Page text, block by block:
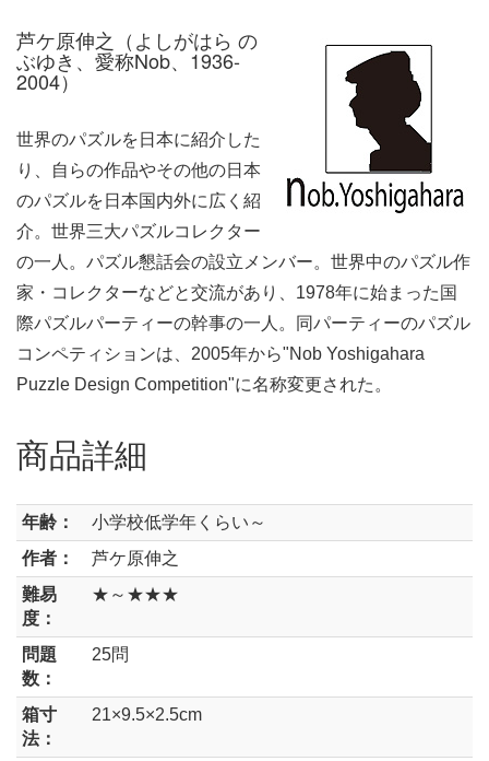
芦ケ原伸之（よしがはら の
ぶゆき、愛称Nob、1936-
2004）
世界のパズルを日本に紹介した
り、自らの作品やその他の日本
のパズルを日本国内外に広く紹
介。世界三大パズルコレクター
の一人。パズル懇話会の設立メンバー。世界中のパズル作
家・コレクターなどと交流があり、1978年に始まった国
際パズルパーティーの幹事の一人。同パーティーのパズル
コンペティションは、2005年から"Nob Yoshigahara
Puzzle Design Competition"に名称変更された。
商品詳細
年齢：
小学校低学年くらい～
作者：
芦ケ原伸之
難易
度：
★～★★★
問題
数：
25問
箱寸
法：
21×9.5×2.5cm